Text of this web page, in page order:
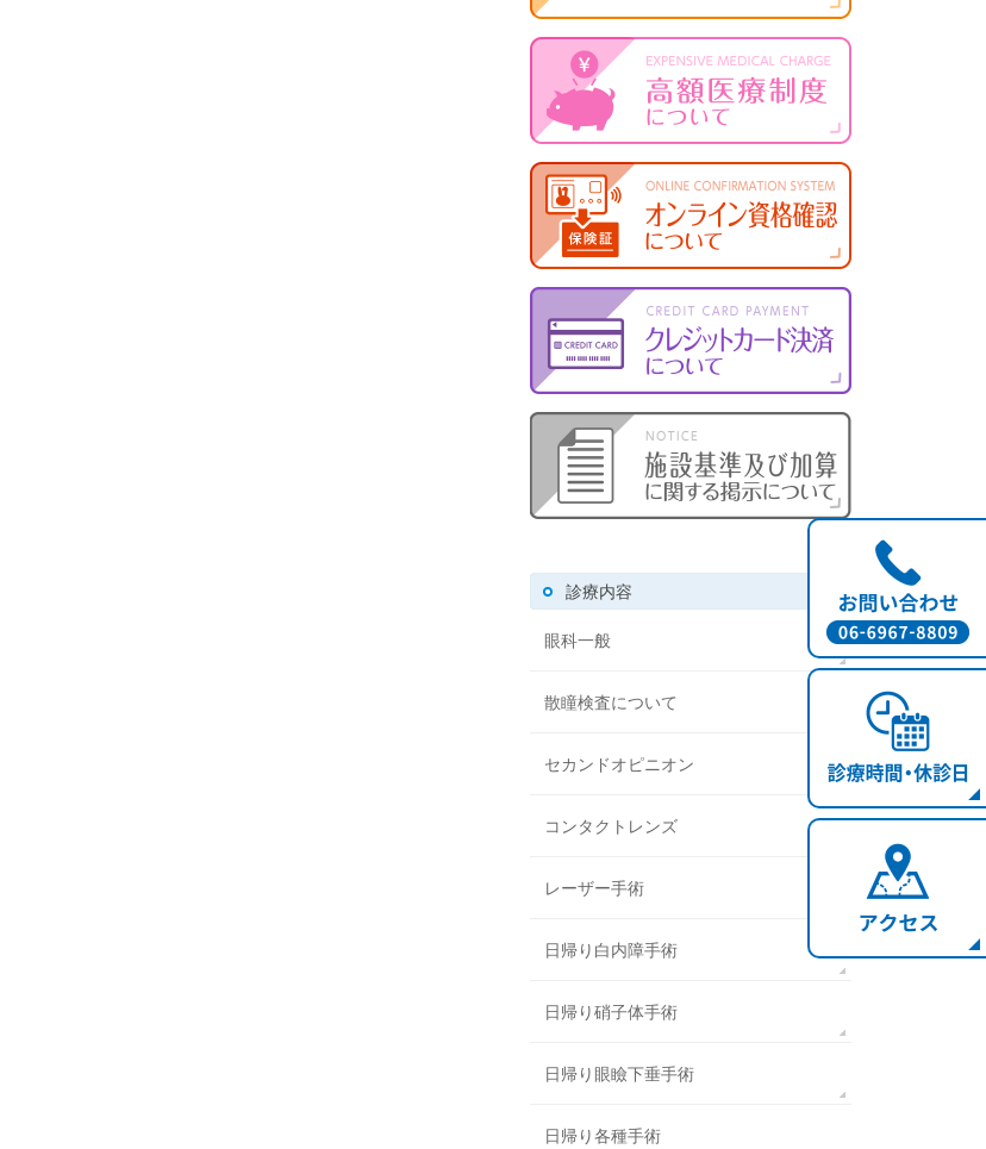
診療内容
眼科一般
散瞳検査について
セカンドオピニオン
コンタクトレンズ
レーザー手術
日帰り白内障手術
日帰り硝子体手術
日帰り眼瞼下垂手術
日帰り各種手術